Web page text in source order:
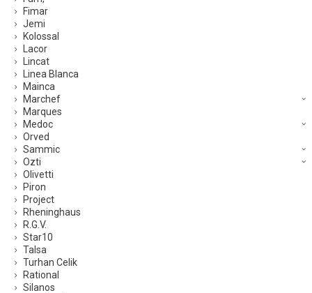
Fimar
Jemi
Kolossal
Lacor
Lincat
Linea Blanca
Mainca
Marchef
Marques
Medoc
Orved
Sammic
Ozti
Olivetti
Piron
Project
Rheninghaus
R.G.V.
Star10
Talsa
Turhan Celik
Rational
Silanos